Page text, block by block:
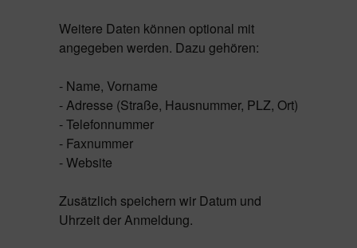
Weitere Daten können optional mit
angegeben werden. Dazu gehören:
- Name, Vorname
- Adresse (Straße, Hausnummer, PLZ, Ort)
- Telefonnummer
- Faxnummer
- Website
Zusätzlich speichern wir Datum und
Uhrzeit der Anmeldung.